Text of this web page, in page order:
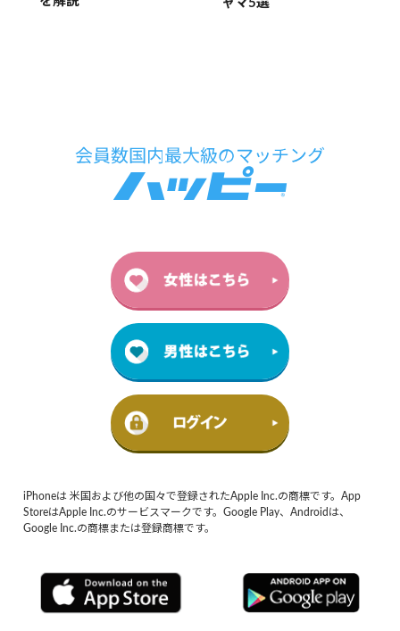
ャマ5選
iPhoneは 米国および他の国々で登録されたApple Inc.の商標です。App
StoreはApple Inc.のサービスマークです。Google Play、Androidは、
Google Inc.の商標または登録商標です。